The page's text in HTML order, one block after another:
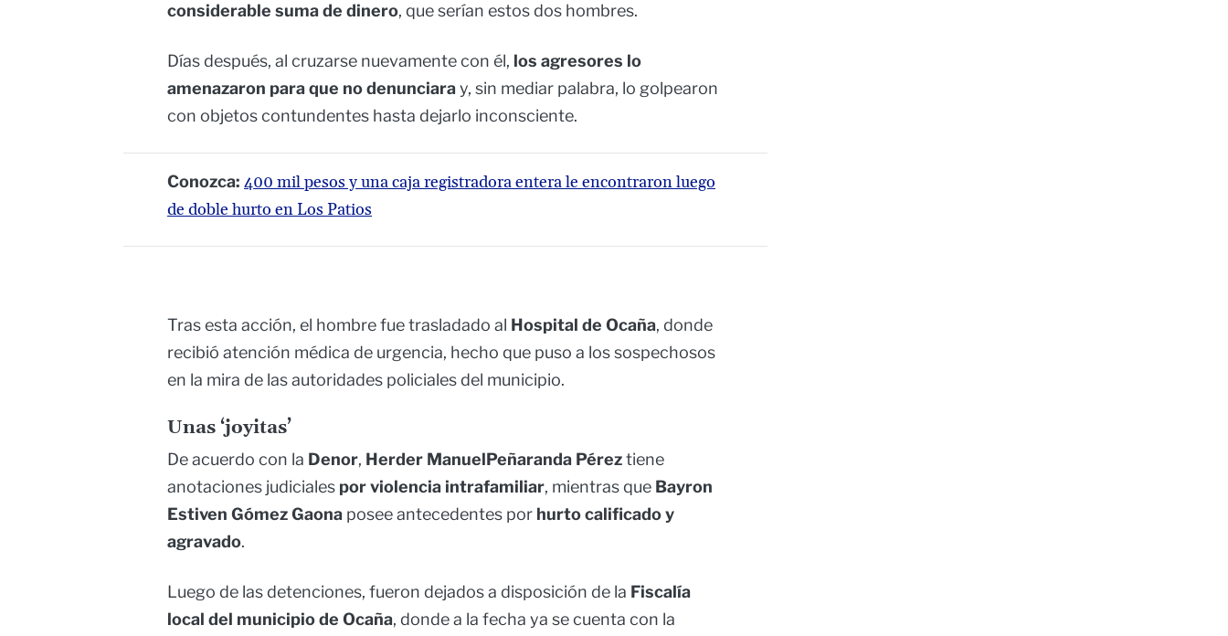
considerable suma de dinero, que serían estos dos hombres.
Días después, al cruzarse nuevamente con él, los agresores lo
amenazaron para que no denunciaray, sin mediar palabra, lo golpearon
con objetos contundentes hasta dejarlo inconsciente.
Conozca: 400 mil pesos y una caja registradora entera le encontraron luego
de doble hurto en Los Patios
Tras esta acción, el hombre fue trasladado al Hospital de Ocaña, donde
recibió atención médica de urgencia, hecho que puso a los sospechosos
en la mira de las autoridades policiales del municipio.
Unas ‘joyitas’
De acuerdo con la Denor, Herder ManuelPeñaranda Péreztiene
anotaciones judiciales por violencia intrafamiliar, mientras que Bayron
Estiven Gómez Gaona posee antecedentes por hurto calificado y
agravado.
Luego de las detenciones, fueron dejados a disposición de la Fiscalía
local del municipiode Ocaña, donde a la fecha ya se cuenta con la